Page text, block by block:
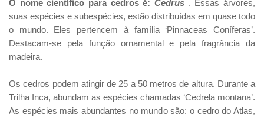
O nome científico para cedros é: Cedrus . Essas árvores,
suas espécies e subespécies, estão distribuídas em quase todo
o mundo. Eles pertencem à família ‘Pinnaceas Coníferas’.
Destacam-se pela função ornamental e pela fragrância da
madeira.
Os cedros podem atingir de 25 a 50 metros de altura. Durante a
Trilha Inca, abundam as espécies chamadas ‘Cedrela montana’.
As espécies mais abundantes no mundo são: o cedro do Atlas,